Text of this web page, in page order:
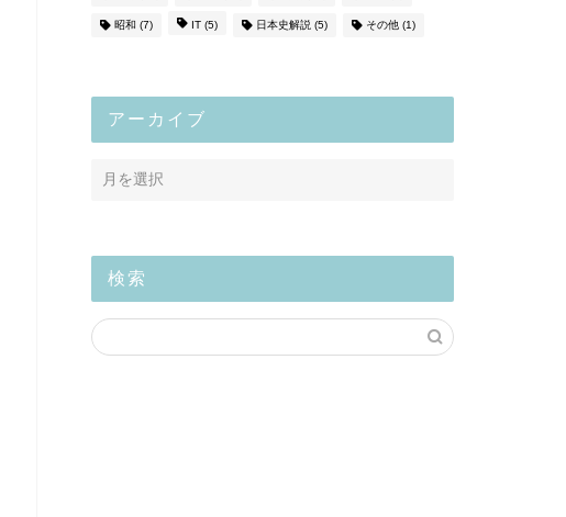
昭和 (7) IT(5) 日本史解説 (5) その他(1)
アーカイブ
検索